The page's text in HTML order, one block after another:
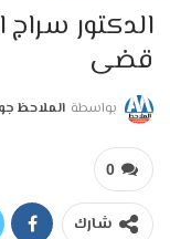
الدكتور
قضى
بواسطة الملاحظ
0
شارك